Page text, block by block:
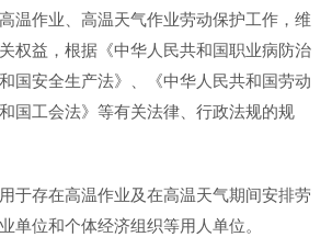
温作业、高温天气作业劳动保护工作，维
权益，根据《中华人民共和国职业病防治
国安全生产法》、《中华人民共和国劳动
国工会法》等有关法律、行政法规的规
于存在高温作业及在高温天气期间安排劳
单位和个体经济组织等用人单位。